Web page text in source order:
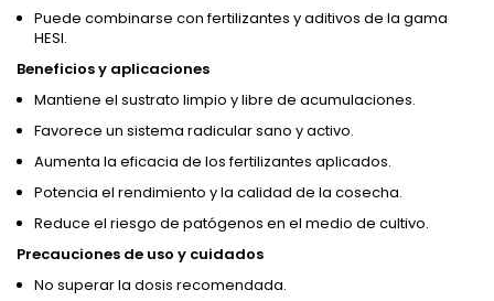
Puede combinarse con fertilizantes y aditivos de la gama
HESI.
Beneficios y aplicaciones
Mantiene el sustrato limpio y libre de acumulaciones.
Favorece un sistema radicular sano y activo.
Aumenta la eficacia de los fertilizantes aplicados.
Potencia el rendimiento y la calidad de la cosecha.
Reduce el riesgo de patógenos en el medio de cultivo.
Precauciones de uso y cuidados
No superar la dosis recomendada.